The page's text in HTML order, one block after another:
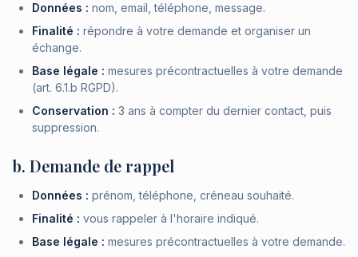
Données : nom, email, téléphone, message.
Finalité : répondre à votre demande et organiser un
échange.
Base légale : mesures précontractuelles à votre demande
(art. 6.1.b RGPD).
Conservation : 3 ans à compter du dernier contact, puis
suppression.
b. Demande de rappel
Données : prénom, téléphone, créneau souhaité.
Finalité : vous rappeler à l'horaire indiqué.
Base légale : mesures précontractuelles à votre demande.